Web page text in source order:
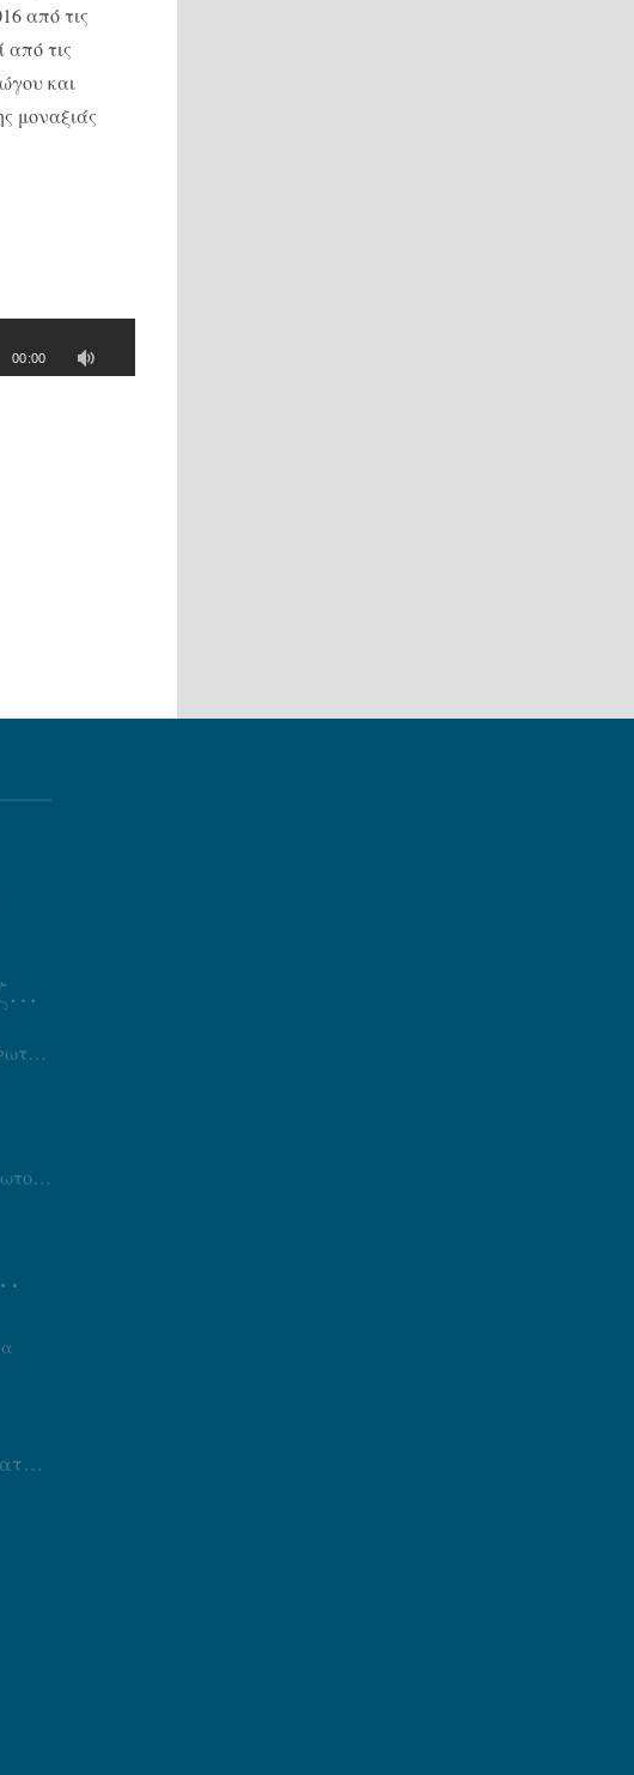
από τις
από τις
και
μοναξιάς
00:00
Δημήτρης Τζουμάκας
Ελένη Αρτεμίου-Φωτιάδου
Κατερίνα Παναγιωτοπούλου
Χρήστος Χαρτοματσίδης